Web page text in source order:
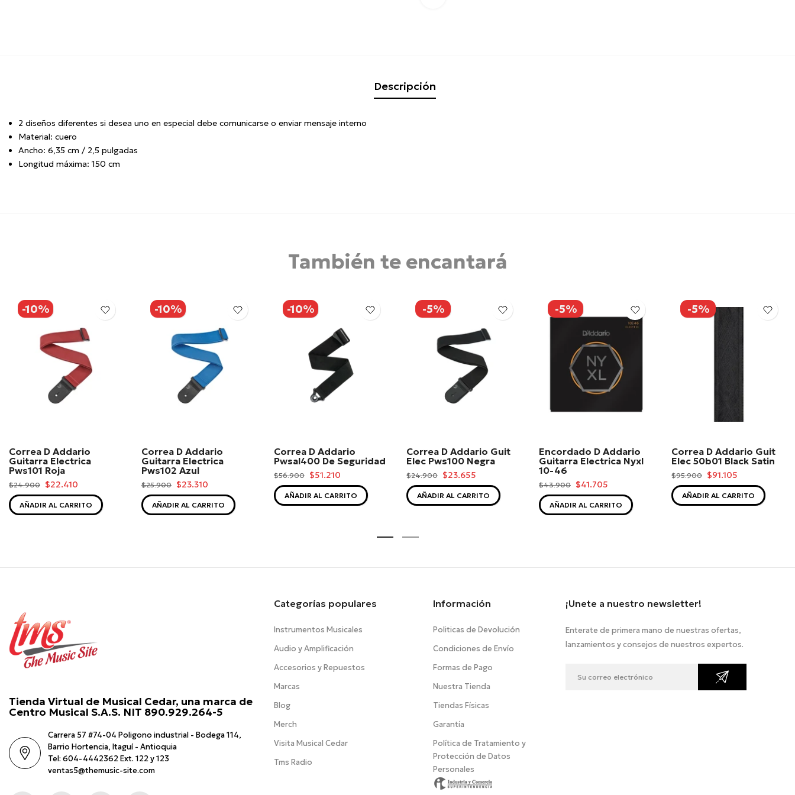
Descripción
2 diseños diferentes si desea uno en especial debe comunicarse o enviar mensaje interno
Material: cuero
Ancho: 6,35 cm / 2,5 pulgadas
Longitud máxima: 150 cm
También te encantará
-10%
Correa D Addario
Guitarra Electrica
Pws101 Roja
$24.900 $22.410
AÑADIR AL CARRITO
-10%
Correa D Addario
Guitarra Electrica
Pws102 Azul
$25.900 $23.310
AÑADIR AL CARRITO
-10%
Correa D Addario
Pwsal400 De Seguridad
$56.900 $51.210
AÑADIR AL CARRITO
-5%
Correa D Addario Guit
Elec Pws100 Negra
$24.900 $23.655
AÑADIR AL CARRITO
-5%
Encordado D Addario
Guitarra Electrica Nyxl
10-46
$43.900 $41.705
AÑADIR AL CARRITO
-5%
Correa D Addario Guit
Elec 50b01 Black Satin
$95.900 $91.105
AÑADIR AL CARRITO
Tienda Virtual de Musical Cedar, una marca de
Centro Musical S.A.S. NIT 890.929.264-5
Carrera 57 #74-04 Poligono industrial - Bodega 114,
Barrio Hortencia, Itaguí - Antioquia
Tel: 604-4442362 Ext. 122 y 123
ventas5@themusic-site.com
Categorías populares
Instrumentos Musicales
Audio y Amplificación
Accesorios y Repuestos
Marcas
Blog
Merch
Visita Musical Cedar
Tms Radio
Información
Politicas de Devolución
Condiciones de Envío
Formas de Pago
Nuestra Tienda
Tiendas Físicas
Garantía
Política de Tratamiento y
Protección de Datos
Personales
¡Unete a nuestro newsletter!
Enterate de primera mano de nuestras ofertas,
lanzamientos y consejos de nuestros expertos.